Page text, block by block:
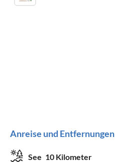
Anreise und Entfernungen
See 10 Kilometer